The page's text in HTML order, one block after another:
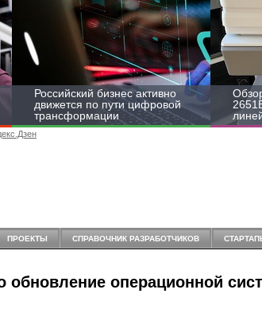
Российский бизнес активно
движется по пути цифровой
трансформации
ПРОЕКТЫ СПРАВОЧНИК РАЗРАБОТЧИКОВ
операционной